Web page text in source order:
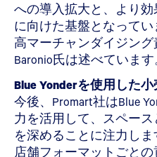
への導入拡大と、より
に向けた基盤となって
高マーチャンダイジング
Baronio氏は述べています
Blue Yonderを使用した
今後、Promart社はBlue
力を活用して、スペー
を深めることに注力し
店舗フォーマットごと